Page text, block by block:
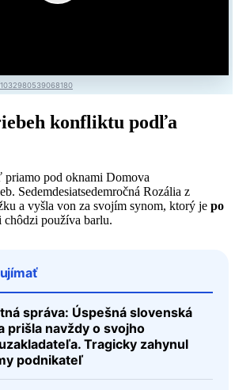
konfliktu podľa
pod oknami Domova
Sedemdesiatsedemročná Rozália z
a vyšla von za svojím synom, ktorý je po
chôdzi používa barlu.
správa: Úspešná slovenská
prišla navždy o svojho
Tragicky zahynul
podnikateľ